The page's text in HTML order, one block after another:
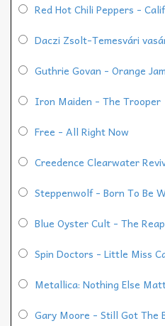
Red Hot Chili Peppers -
Daczi Zsolt-Temesvári
Guthrie Govan - Orange Jam
Iron Maiden - The Trooper
Free - All Right Now
Creedence Clearwater
Steppenwolf - Born To Be
Blue Oyster Cult - The
Spin Doctors - Little Miss
Metallica: Nothing Else
Gary Moore - Still Got The